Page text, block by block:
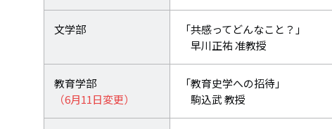
文学部
「共感ってどんなこと？」
早川正祐 准教授
教育学部
（6月11日変更）
「教育史学への招待」
駒込武 教授